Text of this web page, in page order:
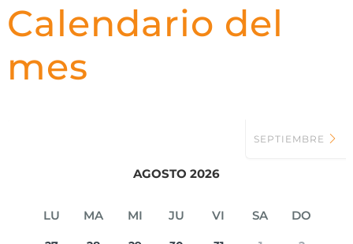
Calendario del
mes
AGOSTO 2026
SEPTIEMBRE
LU MA MI JU VI SA DO